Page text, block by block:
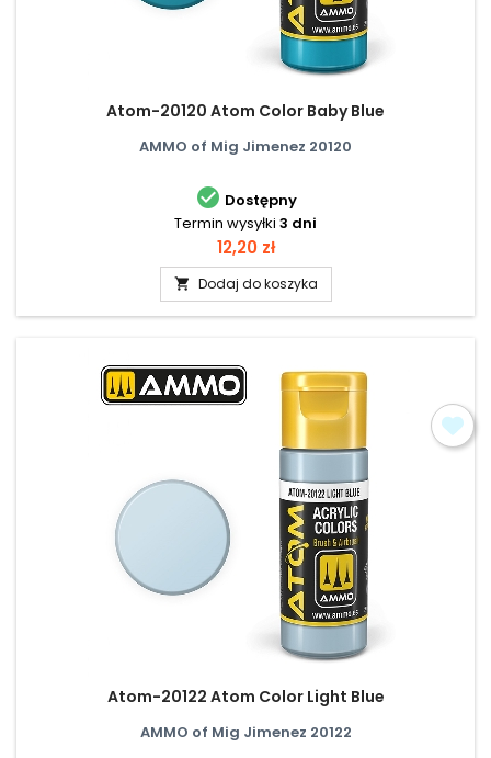
Atom-20120 Atom Color Baby Blue
AMMO of Mig Jimenez 20120
 Dostępny
Termin wysyłki 3 dni
Cena
12,20 zł
 Dodaj do koszyka
Atom-20122 Atom Color Light Blue
AMMO of Mig Jimenez 20122